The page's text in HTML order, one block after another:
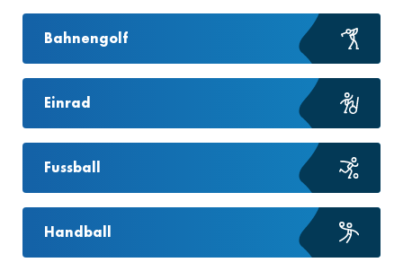
Bahnengolf
Einrad
Fussball
Handball